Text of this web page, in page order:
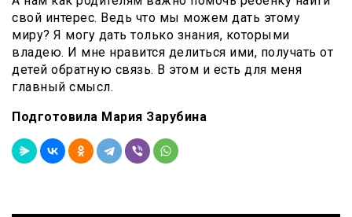
свой интерес. Ведь что мы можем дать этому
миру? Я могу дать только знания, которыми
владею. И мне нравится делиться ими, получать от
детей обратную связь. В этом и есть для меня
главный смысл.
Подготовила Мария Зарубина